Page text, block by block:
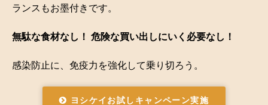
ランスもお墨付きです。
無駄な食材なし！ 危険な買い出しにいく必要なし！
感染防止に、免疫力を強化して乗り切ろう。
ヨシケイお試しキャンペーン実施